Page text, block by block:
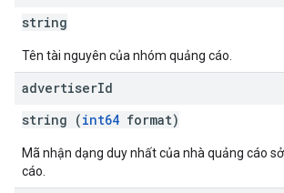
string
Tên tài nguyên của nhóm quảng cáo.
advertiserId
string (int64 format)
Mã nhận dạng duy nhất của nhà quảng cáo
cáo.